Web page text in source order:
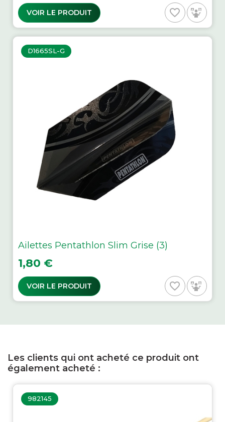
VOIR LE PRODUIT favorite_border
D1665SL-G
Ailettes Pentathlon Slim Grise (3)
Prix
1,80 €
VOIR LE PRODUIT favorite_border
Les clients qui ont acheté ce produit ont
également acheté :
982145